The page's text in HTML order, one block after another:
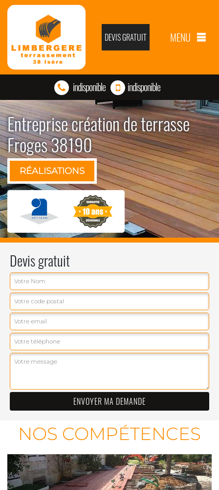
DEVIS GRATUIT MENU
indisponible indisponible
Entreprise création de terrasse
Froges 38190
RÉALISATIONS
Devis gratuit
NOS COMPÉTENCES